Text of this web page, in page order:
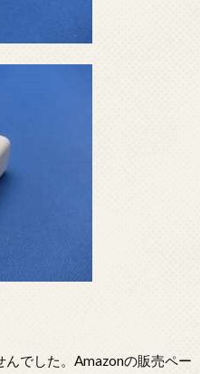
でした。Amazonの販売ペー